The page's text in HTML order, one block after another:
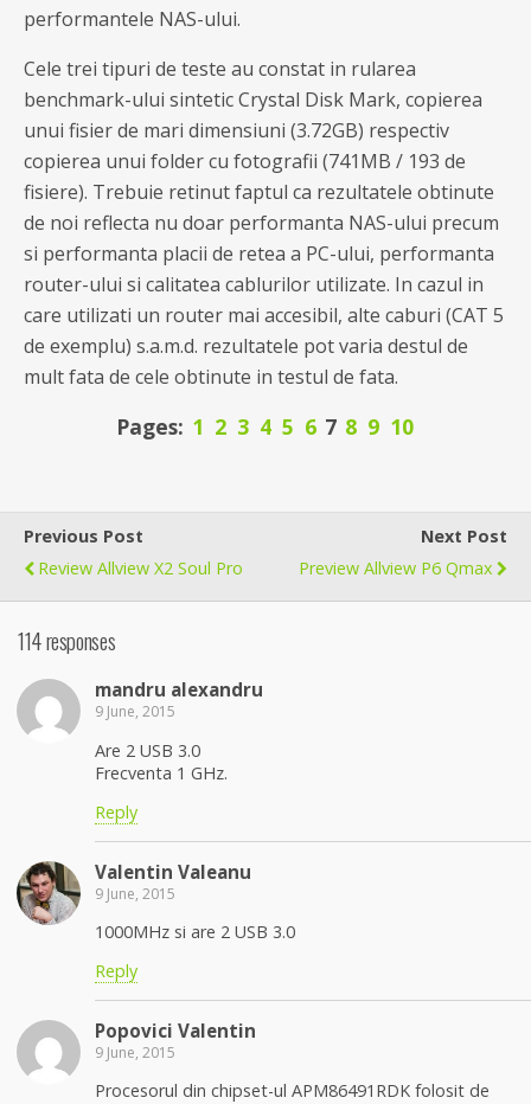
performantele NAS-ului.
Cele trei tipuri de teste au constat in rularea
benchmark-ului sintetic Crystal Disk Mark, copierea
unui fisier de mari dimensiuni (3.72GB) respectiv
copierea unui folder cu fotografii (741MB / 193 de
fisiere). Trebuie retinut faptul ca rezultatele obtinute
de noi reflecta nu doar performanta NAS-ului precum
si performanta placii de retea a PC-ului, performanta
router-ului si calitatea cablurilor utilizate. In cazul in
care utilizati un router mai accesibil, alte caburi (CAT 5
de exemplu) s.a.m.d. rezultatele pot varia destul de
mult fata de cele obtinute in testul de fata.
Pages: 1 2 3 4 5 6 7 8 9 10
Previous Post
Review Allview X2 Soul Pro
Next Post
Preview Allview P6 Qmax
114 responses
mandru alexandru
9 June, 2015
Are 2 USB 3.0
Frecventa 1 GHz.
Reply
Valentin Valeanu
9 June, 2015
1000MHz si are 2 USB 3.0
Reply
Popovici Valentin
9 June, 2015
Procesorul din chipset-ul APM86491RDK folosit de